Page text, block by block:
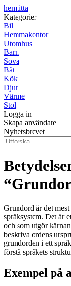
hemtitta
Kategorier
Bil
Hemmakontor
Utomhus
Barn
Sova
Båt
Kök
Djur
Värme
Stol
Logga in
Skapa användare
Nyhetsbrevet
Grundord är det
språksystem. Det är
och som utgör
beskriva ordens
grundorden i ett
förstå språkets
Exempel på